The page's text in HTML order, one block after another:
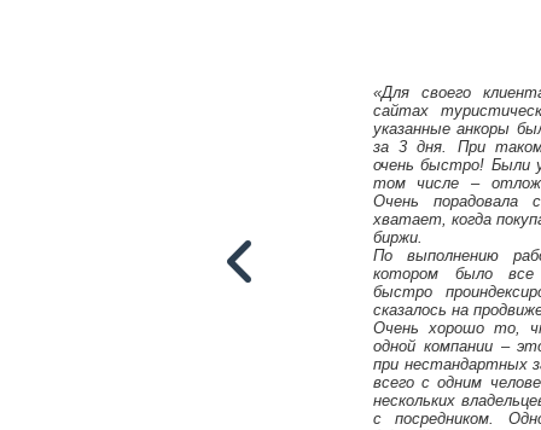
«Для своего
сайтах
указанные анкоры
за 3 дня. При
очень быстро! Были
том числе –
Очень
хватает, когда
биржи.
По выполнению
котором было все
быстро
сказалось на
Очень хорошо то,
одной компании –
при нестандартных
всего с одним
нескольких
с посредником.